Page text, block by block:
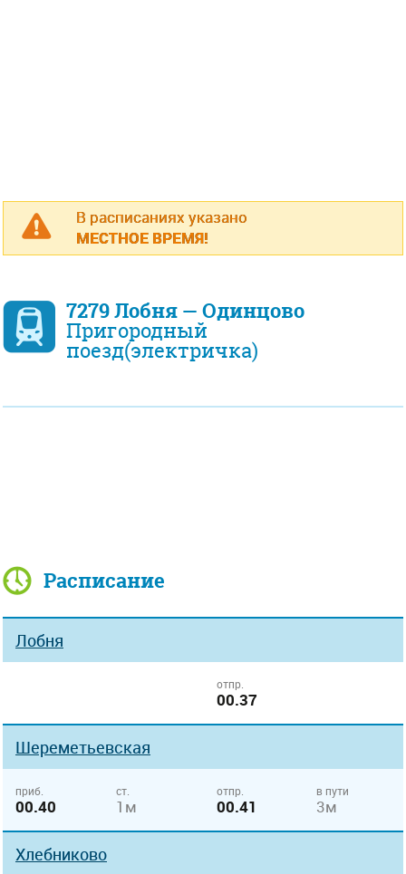
В расписаниях указано
МЕСТНОЕ ВРЕМЯ!
7279 Лобня — Одинцово
Пригородный
поезд(электричка)
Расписание
Лобня
отпр.
00.37
Шереметьевская
приб.
00.40
ст.
1м
отпр.
00.41
в пути
3м
Хлебниково